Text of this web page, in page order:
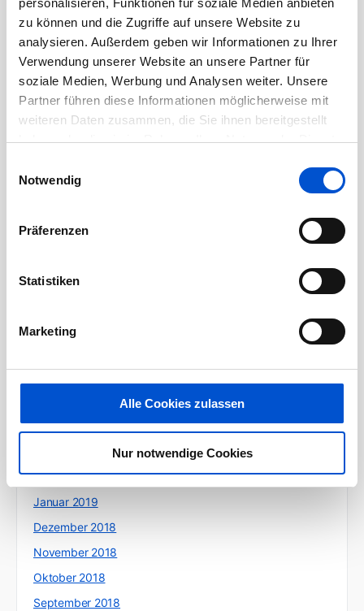
zu können und die Zugriffe auf unsere Website zu
analysieren. Außerdem geben wir Informationen zu Ihrer
Verwendung unserer Website an unsere Partner für
soziale Medien, Werbung und Analysen weiter. Unsere
Partner führen diese Informationen möglicherweise mit
weiteren Daten zusammen, die Sie ihnen bereitgestellt
haben oder die sie im Rahmen Ihrer Nutzung der Dienste
Notwendig
Präferenzen
Statistiken
Marketing
Alle Cookies zulassen
Nur notwendige Cookies
August 2020
Juli 2020
Juni 2020
Mai 2020
April 2020
Februar 2020
Dezember 2019
Oktober 2019
August 2019
April 2019
Februar 2019
Januar 2019
Dezember 2018
November 2018
Oktober 2018
September 2018